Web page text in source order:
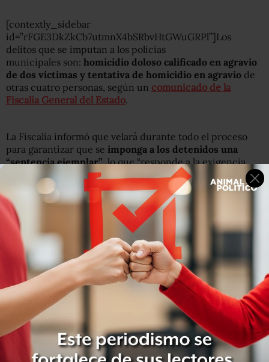
[contextly_sidebar
id=”rFGE3DkZkCb7utmnX4bSRbvHtGWuGRPl”]Los
delitos que se imputan a los policías
municipales son: homicidio doloso calificado en agravio
de dos víctimas y tentativa de homicidio en agravio de
otras cuatro personas, según un comunicado de la
Fiscalía General del Estado.
La Fiscalía informó que velará durante todo el proceso
para garantizar que se imponga a los detenidos una
“sentencia ejemplar”, lo que “responde a la exigencia
ciudadana de actuar sin distingo en contra de quien viola
la Ley y evitar la impunidad”.
Los hechos tuvieron lugar la noche del pasado 13 de
junio, cuando
la familia circulaba en una camionetaa la
altura de la comunidad Emiliano Zapata del municipio,
procedentes del estado de Puebla, cuandofueron
agredidos con disparos por elementos de la Policía
Municipal.
Los agentes municipales perseguían a un vehículo
parecido a la camioneta de la familia, por lo que
dispararon causando lesiones a una persona y la muerte
de dos más, de 36 y 17 años.